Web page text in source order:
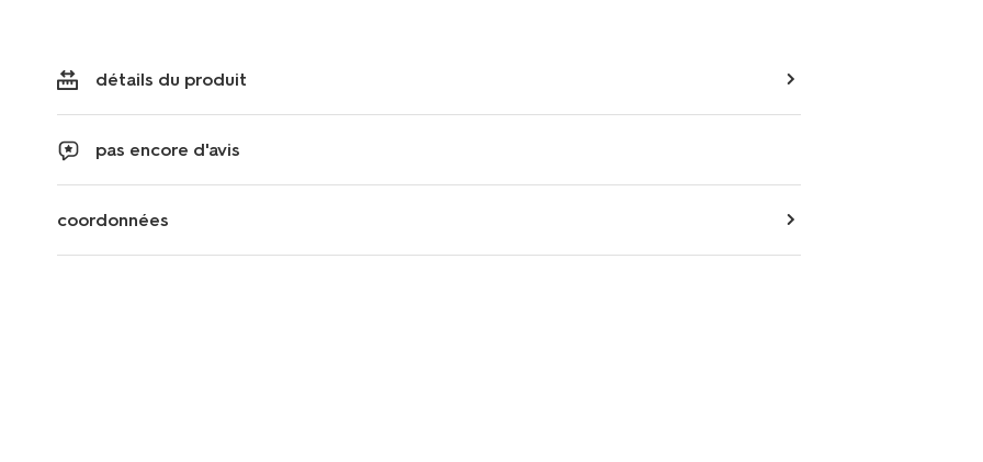
détails du produit
pas encore d'avis
coordonnées